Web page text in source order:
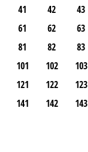
41 42 43
61 62 63
81 82 83
101 102 103
121 122 123
141 142 143